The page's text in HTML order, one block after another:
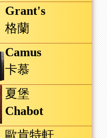
Grant's
格蘭
Camus
卡慕
夏堡
Chabot
歐肯特軒